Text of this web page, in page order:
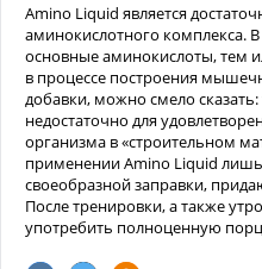
Amino Liquid является
аминокислотного комплекса.
основные аминокислоты, тем
в процессе построения
добавки, можно смело сказать:
недостаточно для
организма в «строительном
применении Amino Liquid лишь
своеобразной заправки,
После тренировки, а также
употребить полноценную